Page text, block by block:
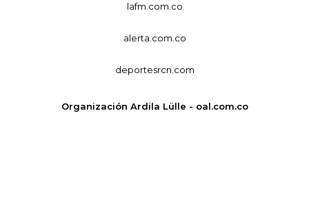
lafm.com.co
alerta.com.co
deportesrcn.com
Organización Ardila Lülle - oal.com.co